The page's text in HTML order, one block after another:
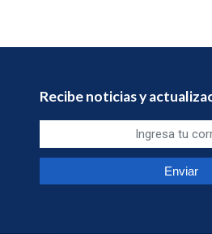
Recibe noticias y